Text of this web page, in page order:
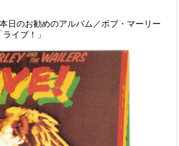
日のお勧めのアルバム／ボブ・マーリー
イブ！」